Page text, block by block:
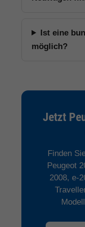
Ist eine
möglich?
Jetzt
Finden
Peugeot
2008, e-